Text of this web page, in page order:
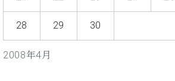
ー
/
C.
取
み
音
色
ベ
デ
情
ィ
ラ
ー・
取
趣
味
か
2008年4月
28 29 30